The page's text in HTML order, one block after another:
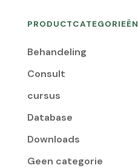
PRODUCTCATEGORIEËN
Behandeling
Consult
cursus
Database
Downloads
Geen categorie